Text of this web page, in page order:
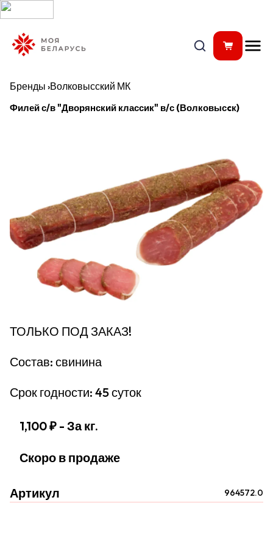
Бренды ›Волковысский МК
Филей с/в "Дворянский классик" в/с (Волковысcк)
ТОЛЬКО ПОД ЗАКАЗ!
Состав: свинина
Срок годности: 45 суток
1,100 ₽ - За кг.
Скоро в продаже
Артикул 964572.0